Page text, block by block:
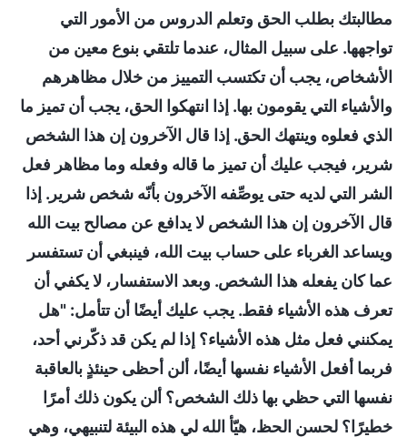
مطالبتك بطلب الحق وتعلم الدروس من الأمور التي
تواجهها. على سبيل المثال، عندما تلتقي بنوع معين من
الأشخاص، يجب أن تكتسب التمييز من خلال مظاهرهم
والأشياء التي يقومون بها. إذا انتهكوا الحق، يجب أن تميز ما
الذي فعلوه وينتهك الحق. إذا قال الآخرون إن هذا الشخص
شرير، فيجب عليك أن تميز ما قاله وفعله وما مظاهر فعل
الشر التي لديه حتى يوصِّفه الآخرون بأنّه شخص شرير. إذا
قال الآخرون إن هذا الشخص لا يدافع عن مصالح بيت الله
ويساعد الغرباء على حساب بيت الله، فينبغي أن تستفسر
عما كان يفعله هذا الشخص. وبعد الاستفسار، لا يكفي أن
تعرف هذه الأشياء فقط. يجب عليك أيضًا أن تتأمل: "هل
يمكنني فعل مثل هذه الأشياء؟ إذا لم يكن قد ذكّرني أحد،
فربما أفعل الأشياء نفسها أيضًا، ألن أحظى حينئذٍ بالعاقبة
نفسها التي حظي بها ذلك الشخص؟ ألن يكون ذلك أمرًا
خطيرًا؟ لحسن الحظ، هيّأ الله لي هذه البيئة لتنبيهي، وهي